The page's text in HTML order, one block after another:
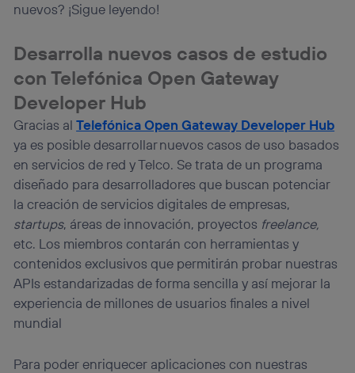
nuevos? ¡Sigue leyendo!
Desarrolla nuevos casos de estudio
con Telefónica Open Gateway
Developer Hub
Gracias alTelefónica Open Gateway Developer Hub
ya es posible desarrollar nuevos casos de uso basados
en servicios de red y Telco. Se trata de un programa
diseñado para desarrolladores que buscan potenciar
la creación de servicios digitales de empresas,
startups, áreas de innovación, proyectos freelance,
etc. Los miembros contarán con herramientas y
contenidos exclusivos que permitirán probar nuestras
APIs estandarizadas de forma sencilla y así mejorar la
experiencia de millones de usuarios finales a nivel
mundial
Para poder enriquecer aplicaciones con nuestras